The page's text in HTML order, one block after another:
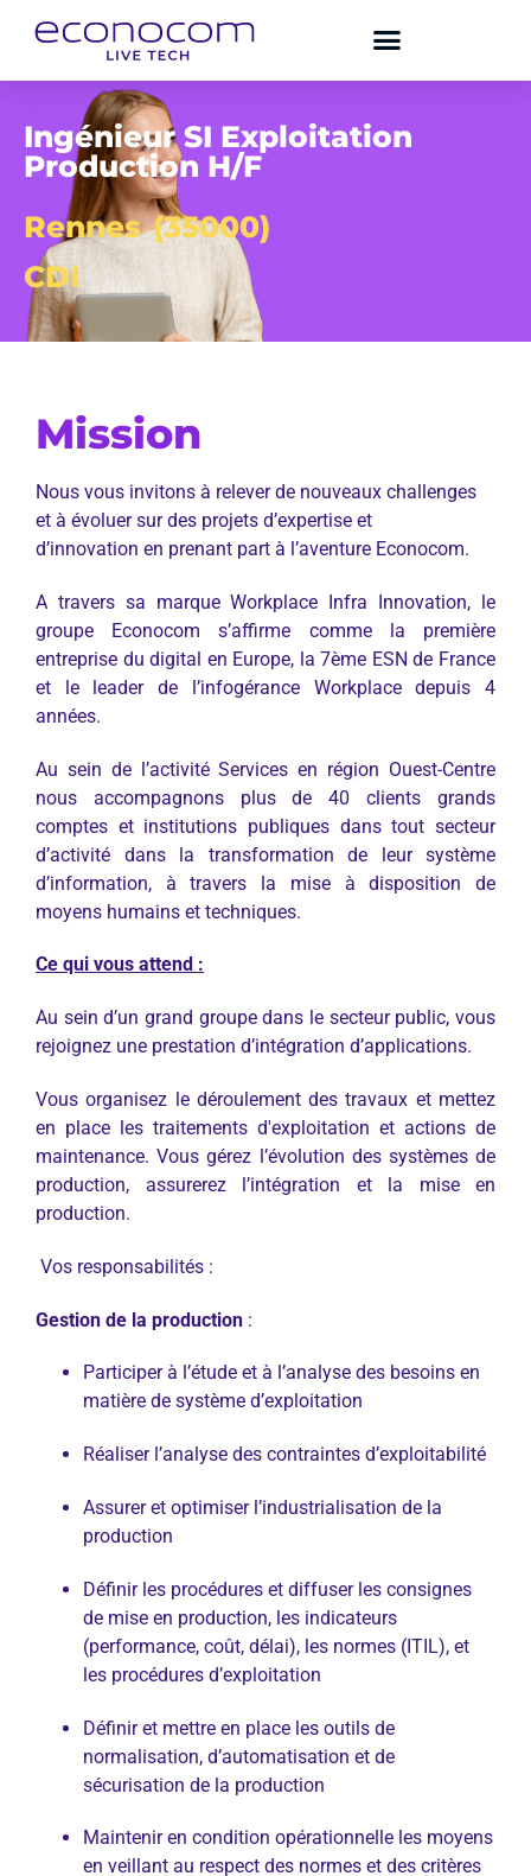
Ingénieur SI Exploitation
Production H/F
Rennes (35000)
CDI
Mission
Nous vous invitons à relever de nouveaux challenges
et à évoluer sur des projets d’expertise et
d’innovation en prenant part à l’aventure Econocom.
A travers sa marque Workplace Infra Innovation, le
groupe Econocom s’affirme comme la première
entreprise du digital en Europe, la 7ème ESN de France
et le leader de l’infogérance Workplace depuis 4
années.
Au sein de l’activité Services en région Ouest-Centre
nous accompagnons plus de 40 clients grands
comptes et institutions publiques dans tout secteur
d’activité dans la transformation de leur système
d’information, à travers la mise à disposition de
moyens humains et techniques.
Ce qui vous attend :
Au sein d’un grand groupe dans le secteur public, vous
rejoignez une prestation d’intégration d’applications.
Vous organisez le déroulement des travaux et mettez
en place les traitements d'exploitation et actions de
maintenance. Vous gérez l’évolution des systèmes de
production, assurerez l’intégration et la mise en
production.
Vos responsabilités :
Gestion de la production :
Participer à l’étude et à l’analyse des besoins en
matière de système d’exploitation
Réaliser l’analyse des contraintes d’exploitabilité
Assurer et optimiser l’industrialisation de la
production
Définir les procédures et diffuser les consignes
de mise en production, les indicateurs
(performance, coût, délai), les normes (ITIL), et
les procédures d’exploitation
Définir et mettre en place les outils de
normalisation, d’automatisation et de
sécurisation de la production
Maintenir en condition opérationnelle les moyens
en veillant au respect des normes et des critères